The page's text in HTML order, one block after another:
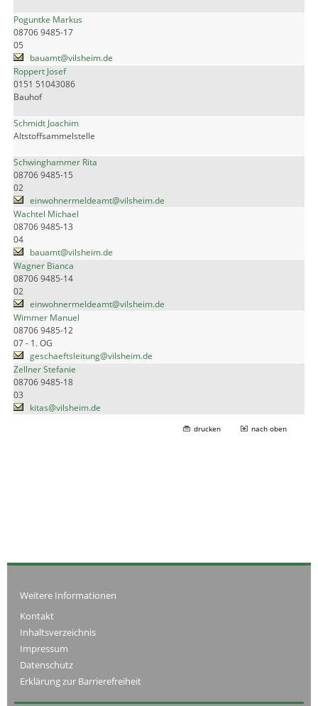
Poguntke Markus
08706 9485-17
05
bauamt@vilsheim.de
Roppert Josef
0151 51043086
Bauhof
Schmidt Joachim
Altstoffsammelstelle
Schwinghammer Rita
08706 9485-15
02
einwohnermeldeamt@vilsheim.de
Wachtel Michael
08706 9485-13
04
bauamt@vilsheim.de
Wagner Bianca
08706 9485-14
02
einwohnermeldeamt@vilsheim.de
Wimmer Manuel
08706 9485-12
07 - 1. OG
geschaeftsleitung@vilsheim.de
Zellner Stefanie
08706 9485-18
03
kitas@vilsheim.de
drucken nach oben
Weitere Informationen
Kontakt
Inhaltsverzeichnis
Impressum
Datenschutz
Erklärung zur Barrierefreiheit